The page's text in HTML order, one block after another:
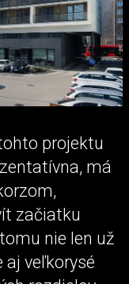
projektu
má
začiatku
nie len už
aj veľkorysé